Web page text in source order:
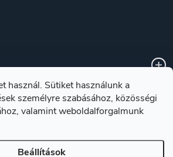
használ. Sütiket használunk a
személyre szabásához, közösségi
valamint weboldalforgalmunk
Beállítások
a késekröl